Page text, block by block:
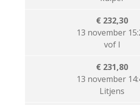
€ 232,30
13 november
vof l
€ 231,80
13 november
Litjens